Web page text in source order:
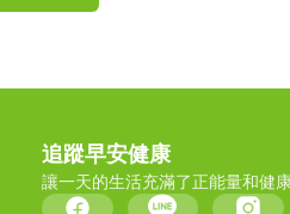
追蹤早安健康
讓一天的生活充滿了正能量和健